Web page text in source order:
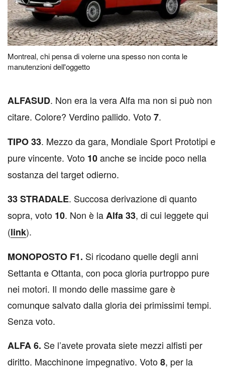
Montreal, chi pensa di volerne una spesso non conta le
manutenzioni dell'oggetto
ALFASUD. Non era la vera Alfa ma non si può non
citare. Colore? Verdino pallido. Voto7.
TIPO 33. Mezzo da gara, Mondiale Sport Prototipi e
pure vincente. Voto 10anche se incide poco nella
sostanza del target odierno.
33 STRADALE. Succosa derivazione di quanto
sopra, voto 10. Non è laAlfa 33, di cui leggete qui
(link).
MONOPOSTO F1. Si ricodano quelle degli anni
Settanta e Ottanta, con poca gloria purtroppo pure
nei motori. Il mondo delle massime gare è
comunque salvato dalla gloria dei primissimi tempi.
Senza voto.
ALFA 6. Se l’avete provata siete mezzi alfisti per
diritto. Macchinone impegnativo. Voto8, per la